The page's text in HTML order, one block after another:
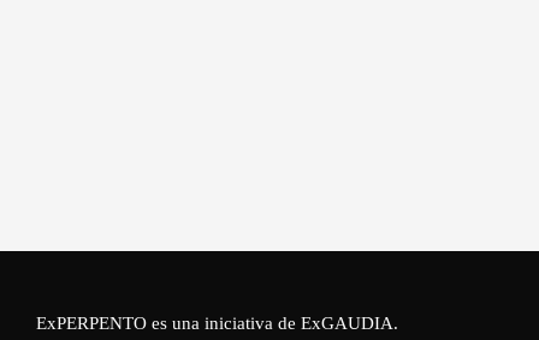
ExPERPENTO es una iniciativa de ExGAUDIA.